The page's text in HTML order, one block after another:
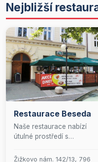
Nejbližší
Restaurace Beseda
Naše restaurace nabízí
útulné prostředí s
kde se snoubí vynikající
Žižkovo nám. 142/13, 796